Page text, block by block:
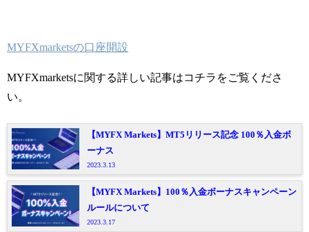
MYFXmarketsの口座開設
MYFXmarketsに関する詳しい記事はコチラをご覧くださ
い。
【MYFX Markets】MT5リリース記念 100％入金ボ
ーナス
2023.3.13
【MYFX Markets】100％入金ボーナスキャンペーン
ルールについて
2023.3.17